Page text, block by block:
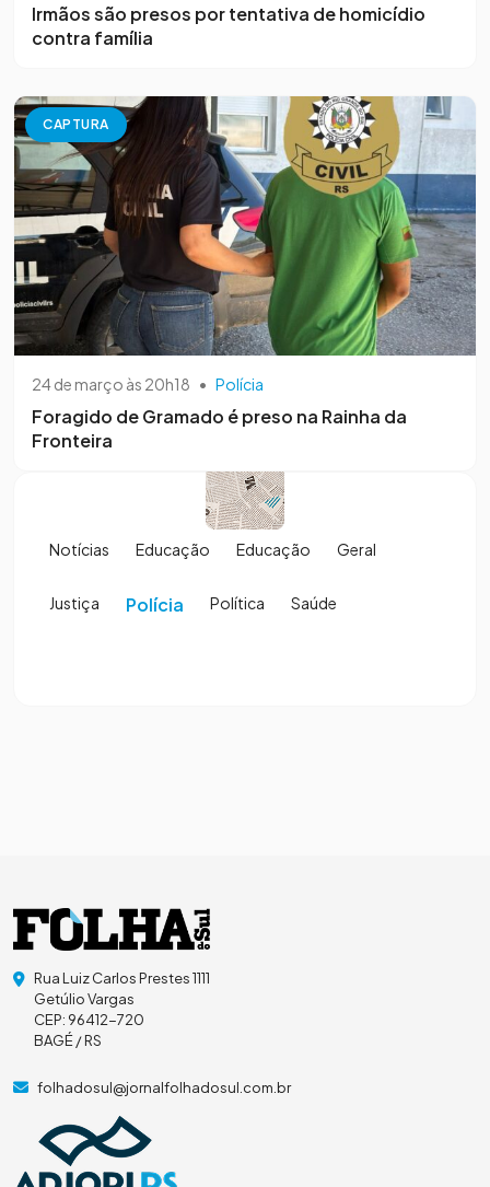
Irmãos são presos por tentativa de homicídio
contra família
CAPTURA
24 de março às 20h18 • Polícia
Foragido de Gramado é preso na Rainha da
Fronteira
Notícias Educação Educação Geral
Justiça Polícia Política Saúde
Rua Luiz Carlos Prestes 1111
Getúlio Vargas
CEP: 96412-720
BAGÉ / RS
folhadosul@jornalfolhadosul.com.br